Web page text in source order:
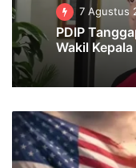
7 Agustus
PDIP
Wakil
Di
Tengah
Gencatan